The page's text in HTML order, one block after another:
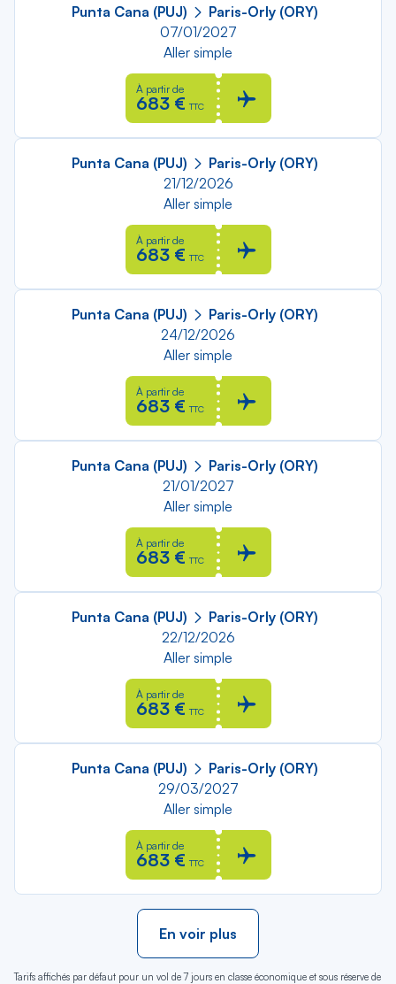
Punta Cana (PUJ)
Paris-Orly (ORY)
07/01/2027
Aller simple
À partir de
683 € TTC
Punta Cana (PUJ)
Paris-Orly (ORY)
21/12/2026
Aller simple
À partir de
683 € TTC
Punta Cana (PUJ)
Paris-Orly (ORY)
24/12/2026
Aller simple
À partir de
683 € TTC
Punta Cana (PUJ)
Paris-Orly (ORY)
21/01/2027
Aller simple
À partir de
683 € TTC
Punta Cana (PUJ)
Paris-Orly (ORY)
22/12/2026
Aller simple
À partir de
683 € TTC
Punta Cana (PUJ)
Paris-Orly (ORY)
29/03/2027
Aller simple
À partir de
683 € TTC
En voir plus
Tarifs affichés par défaut pour un vol de 7 jours en classe économique et sous réserve de